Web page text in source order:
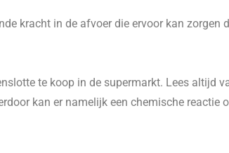
kracht in de afvoer die ervoor kan zorgen
te koop in de supermarkt. Lees altijd
kan er namelijk een chemische reactie